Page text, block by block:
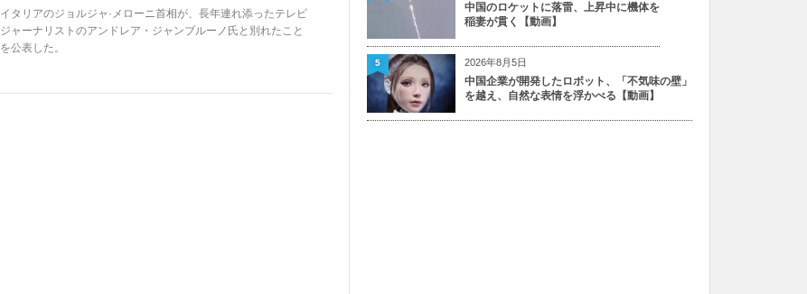
イタリアのジョルジャ·メローニ首相が、長年連れ添ったテレビ
ジャーナリストのアンドレア・ジャンブルーノ氏と別れたこと
を公表した。
中国のロケットに落雷、上昇中に機体を
稲妻が貫く【動画】
2026年8月5日
中国企業が開発したロボット、「不気味の壁」
を越え、自然な表情を浮かべる【動画】
5